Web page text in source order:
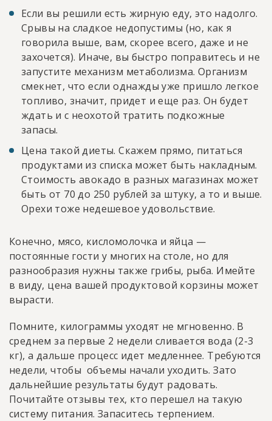
Если вы решили есть жирную еду, это надолго.
Срывы на сладкое недопустимы (но, как я
говорила выше, вам, скорее всего, даже и не
захочется). Иначе, вы быстро поправитесь и не
запустите механизм метаболизма. Организм
смекнет, что если однажды уже пришло легкое
топливо, значит, придет и еще раз. Он будет
ждать и с неохотой тратить подкожные
запасы.
Цена такой диеты. Скажем прямо, питаться
продуктами из списка может быть накладным.
Стоимость авокадо в разных магазинах может
быть от 70 до 250 рублей за штуку, а то и выше.
Орехи тоже недешевое удовольствие.
Конечно, мясо, кисломолочка и яйца —
постоянные гости у многих на столе, но для
разнообразия нужны также грибы, рыба. Имейте
в виду, цена вашей продуктовой корзины может
вырасти.
Помните, килограммы уходят не мгновенно. В
среднем за первые 2 недели сливается вода (2-3
кг), а дальше процесс идет медленнее. Требуются
недели, чтобы объемы начали уходить. Зато
дальнейшие результаты будут радовать.
Почитайте отзывы тех, кто перешел на такую
систему питания. Запаситесь терпением.